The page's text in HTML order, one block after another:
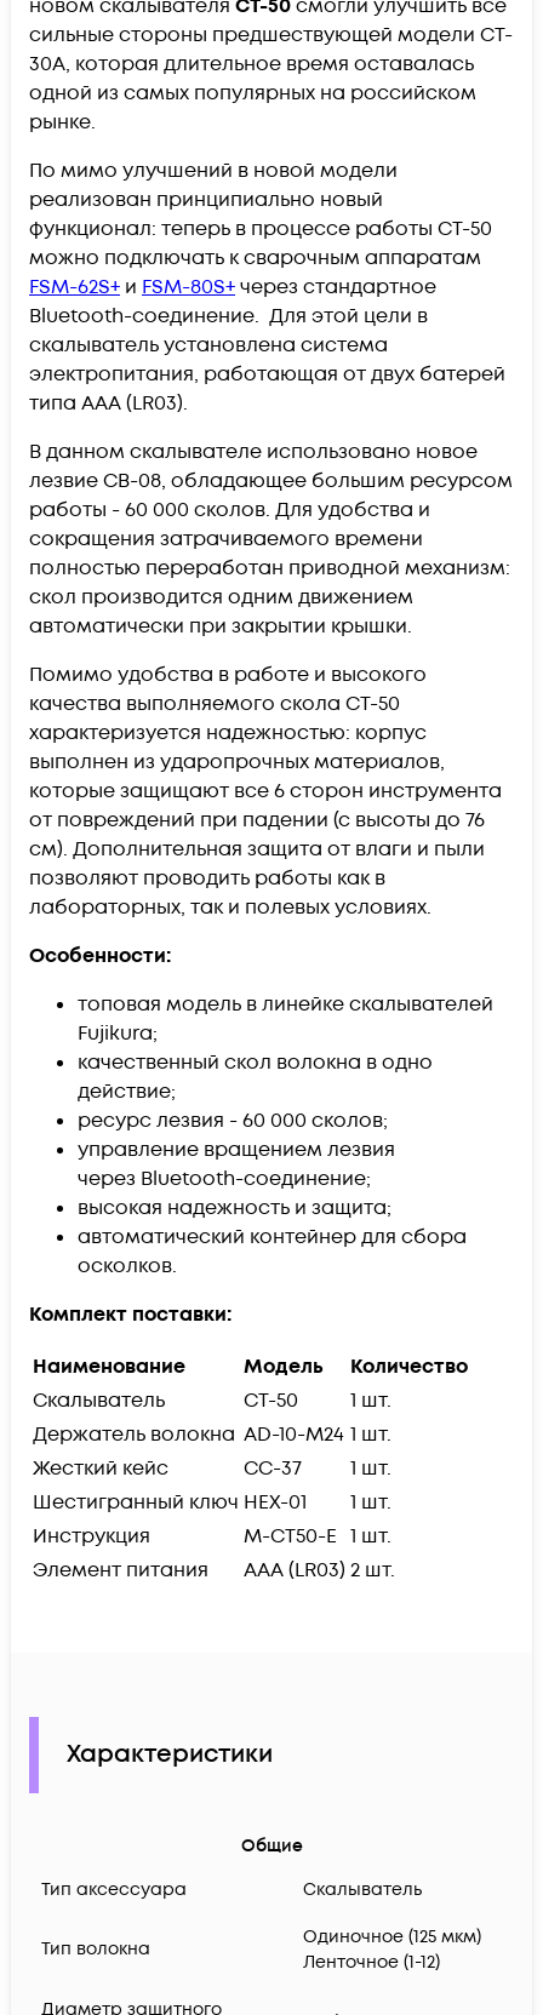
новом скалывателя CT-50смогли улучшить все
сильные стороны предшествующей модели CT-
30A, которая длительное время оставалась
одной из самых популярных на российском
рынке.
По мимо улучшений в новой модели
реализован принципиально новый
функционал: теперь в процессе работы CT-50
можно подключать к сварочным аппаратам
FSM-62S+ и FSM-80S+через стандартное
Bluetooth-соединение. Для этой цели в
скалыватель установлена система
электропитания, работающая от двух батерей
типа ААА (LR03).
В данном скалывателе использовано новое
лезвие CB-08, обладающее большим ресурсом
работы - 60 000 сколов. Для удобства и
сокращения затрачиваемого времени
полностью переработан приводной механизм:
скол производится одним движением
автоматически при закрытии крышки.
Помимо удобства в работе и высокого
качества выполняемого скола CT-50
характеризуется надежностью: корпус
выполнен из ударопрочных материалов,
которые защищают все 6 сторон инструмента
от повреждений при падении (с высоты до 76
см). Дополнительная защита от влаги и пыли
позволяют проводить работы как в
лабораторных, так и полевых условиях.
Особенности:
топовая модель в линейке скалывателей
Fujikura;
качественный скол волокна в одно
действие;
ресурс лезвия - 60 000 сколов;
управление вращением лезвия
через Bluetooth-соединение;
высокая надежность и защита;
автоматический контейнер для сбора
осколков.
Комплект поставки:
Наименование
Модель
Количество
Скалыватель
CT-50
1 шт.
Держатель волокна AD-10-M24 1 шт.
Жесткий кейс
CC-37
1 шт.
Шестигранный ключ HEX-01
1 шт.
Инструкция
M-CT50-E 1 шт.
Элемент питания
AAA (LR03) 2 шт.
Характеристики
Общие
Тип аксессуара
Скалыватель
Тип волокна
Одиночное (125 мкм)
Ленточное (1-12)
Диаметр защитного